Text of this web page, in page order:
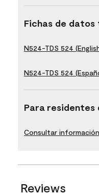
Fichas de
N524-TDS 524
N524-TDS 524
Para residentes
Consultar
Reviews